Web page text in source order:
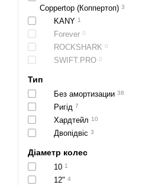
Coppertop (Коппертоп) 3
KANY 1
Forever 0
ROCKSHARK 0
SWIFT.PRO 0
Тип
Без амортизации 38
Ригід 7
Хардтейл 10
Двопідвіс 3
Діаметр колес
10 1
12" 4